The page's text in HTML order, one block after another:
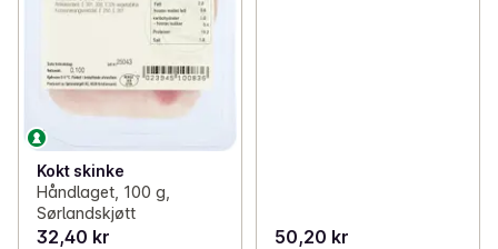
Kokt skinke
Håndlaget, 100 g,
Sørlandskjøtt
32,40 kr 50,20 kr